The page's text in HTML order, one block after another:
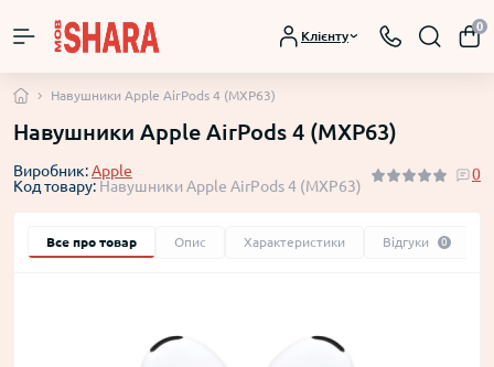
Клієнту
0
Навушники Apple AirPods 4 (MXP63)
Навушники Apple AirPods 4 (MXP63)
Виробник:Apple
Код товару: Навушники Apple AirPods 4 (MXP63)
0
Все про товар Опис Характеристики Відгуки 0